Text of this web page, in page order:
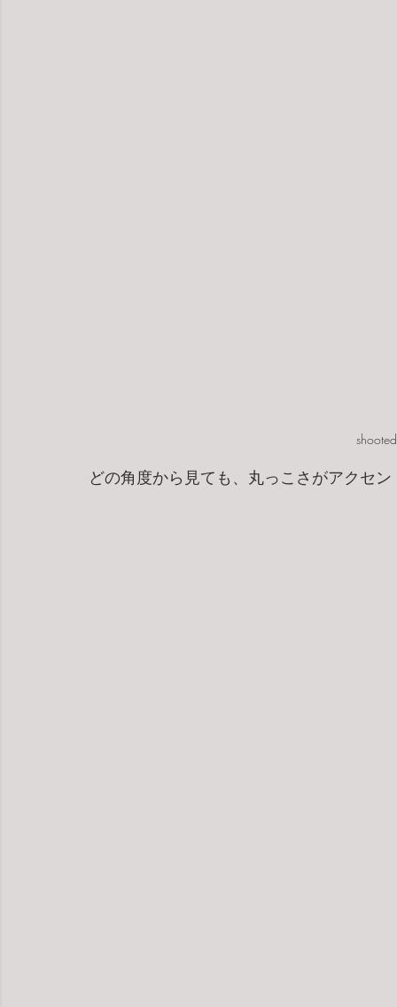
どの角度から見ても、丸っこさがアクセ